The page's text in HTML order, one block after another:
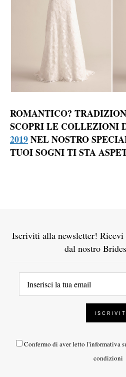
ROMANTICO?
SCOPRI LE COLLEZIONI
2019NEL NOSTRO
TUOI SOGNI TI STA
Iscriviti alla newsletter!
dal nostro
Confermo di aver letto l'informativa
condizioni